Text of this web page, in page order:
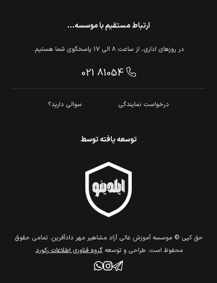
ارتباط مستقیم با موسسه...
در روزهای اداری، از ساعت 8 الی 17 پاسخگوی شما هستیم.
021 81054
درخواست نمایندگی سوالی دارید؟
توسعه یافته توسط
حق كپي © موسسه آموزش عالی آزاد مشاهیر مهر دادآفرین. تمامي حقوق
محفوظ است. طراحي و توسعهگروه فناوري اطلاعات ركورد.